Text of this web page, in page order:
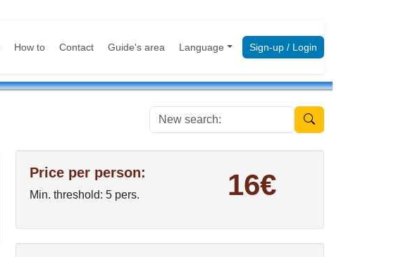
How to Contact Guide's area Language Sign-up / Login
New search:
Price per person:
Min. threshold: 5 pers. 16€